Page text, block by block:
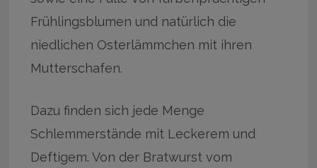
Frühlingsblumen und natürlich die
niedlichen Osterlämmchen mit ihren
Mutterschafen.
Dazu finden sich jede Menge
Schlemmerstände mit Leckerem und
Deftigem. Von der Bratwurst vom